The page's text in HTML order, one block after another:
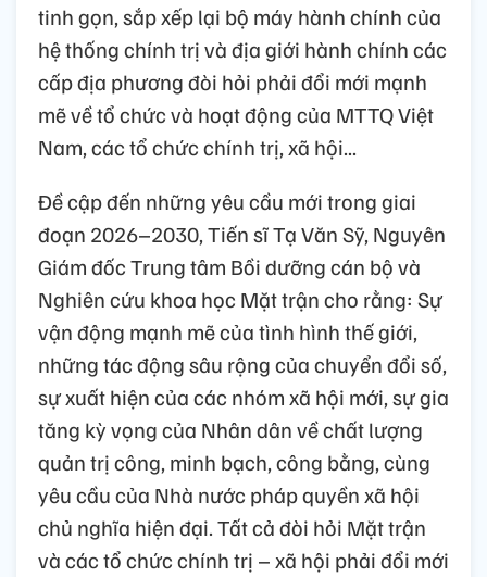
tinh gọn, sắp xếp lại bộ máy hành chính của
hệ thống chính trị và địa giới hành chính các
cấp địa phương đòi hỏi phải đổi mới mạnh
mẽ về tổ chức và hoạt động của MTTQ Việt
Nam, các tổ chức chính trị, xã hội...
Đề cập đến những yêu cầu mới trong giai
đoạn 2026–2030, Tiến sĩ Tạ Văn Sỹ, Nguyên
Giám đốc Trung tâm Bồi dưỡng cán bộ và
Nghiên cứu khoa học Mặt trận cho rằng: Sự
vận động mạnh mẽ của tình hình thế giới,
những tác động sâu rộng của chuyển đổi số,
sự xuất hiện của các nhóm xã hội mới, sự gia
tăng kỳ vọng của Nhân dân về chất lượng
quản trị công, minh bạch, công bằng, cùng
yêu cầu của Nhà nước pháp quyền xã hội
chủ nghĩa hiện đại. Tất cả đòi hỏi Mặt trận
và các tổ chức chính trị – xã hội phải đổi mới